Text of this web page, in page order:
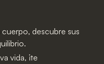
descubre sus
vida, ¡te